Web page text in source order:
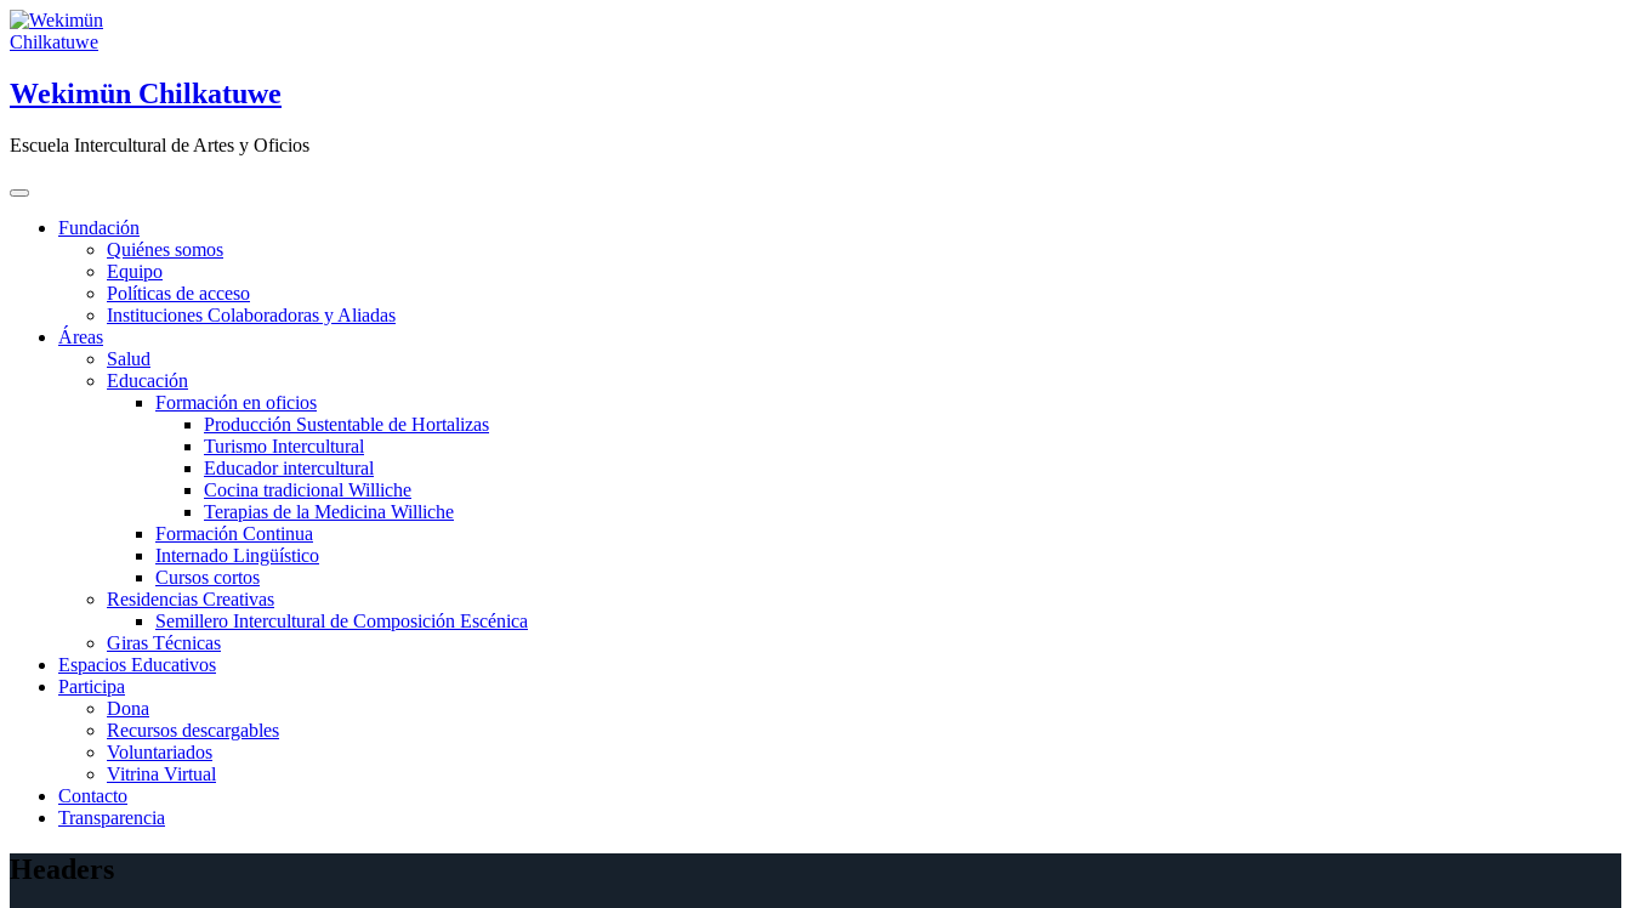
Saltar
al
Wekimün Chilkatuwe
Escuela Intercultural de Artes y Oficios
Fundación
Quiénes somos
Equipo
Políticas de acceso
Instituciones Colaboradoras y Aliadas
Áreas
Salud
Educación
Formación en oficios
Producción Sustentable de Hortalizas
Turismo Intercultural
Educador intercultural
Cocina tradicional Williche
Terapias de la Medicina Williche
Formación Continua
Internado Lingüístico
Cursos cortos
Residencias Creativas
Semillero Intercultural de Composición Escénica
Giras Técnicas
Espacios Educativos
Participa
Dona
Recursos descargables
Voluntariados
Vitrina Virtual
Contacto
Transparencia
Headers